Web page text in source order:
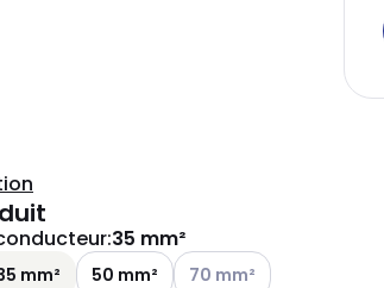
:35 mm²
mm² 50 mm² Voir les options disponibles
70 mm²